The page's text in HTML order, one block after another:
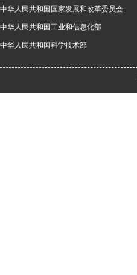
中华人民共和国国家发展和改革委员会
中华人民共和国工业和信息化部
中华人民共和国科学技术部